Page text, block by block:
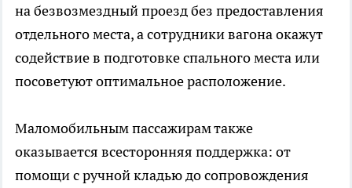
на безвозмездный проезд без предоставления
отдельного места, а сотрудники вагона окажут
содействие в подготовке спального места или
посоветуют оптимальное расположение.
Маломобильным пассажирам также
оказывается всесторонняя поддержка: от
помощи с ручной кладью до сопровождения